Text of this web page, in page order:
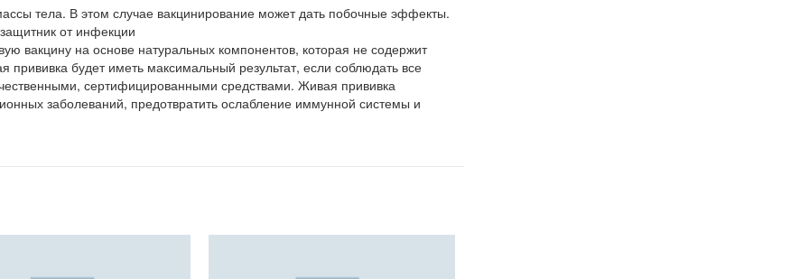
тела. В этом случае вакцинирование может дать побочные эффекты.
от инфекции
вакцину на основе натуральных компонентов, которая не содержит
будет иметь максимальный результат, если соблюдать все
сертифицированными средствами. Живая прививка
заболеваний, предотвратить ослабление иммунной системы и